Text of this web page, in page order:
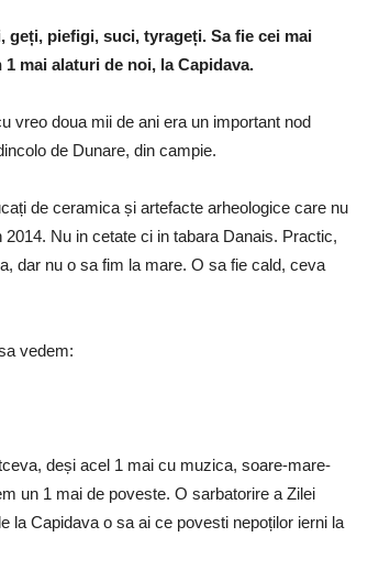
geți, piefigi, suci, tyrageți. Sa fie cei mai
mai alaturi de noi, la Capidava.
vreo doua mii de ani era un important nod
de Dunare, din campie.
de ceramica și artefacte arheologice care nu
Nu in cetate ci in tabara Danais. Practic,
dar nu o sa fim la mare. O sa fie cald, ceva
vedem:
deși acel 1 mai cu muzica, soare-mare-
un 1 mai de poveste. O sarbatorire a Zilei
la Capidava o sa ai ce povesti nepoților ierni la